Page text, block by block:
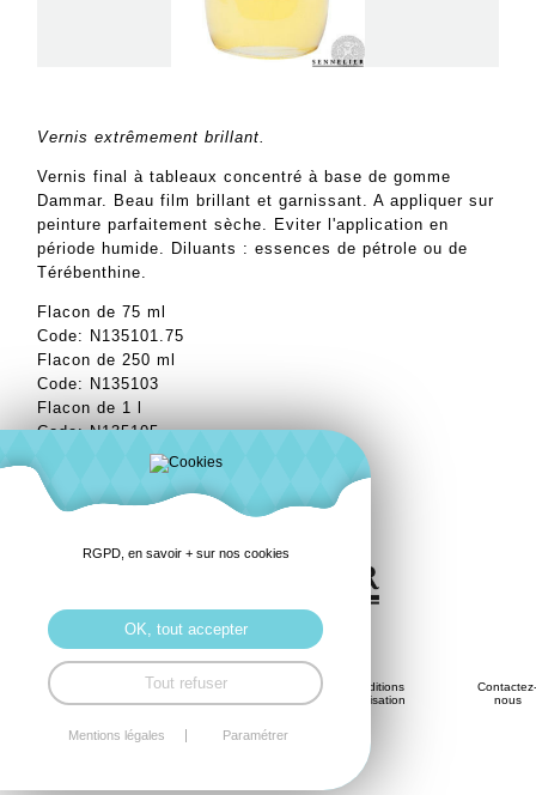
Vernis extrêmement brillant.
Vernis final à tableaux concentré à base de gomme
Dammar. Beau film brillant et garnissant. A appliquer sur
peinture parfaitement sèche. Eviter l'application en
période humide. Diluants : essences de pétrole ou de
Térébenthine.
Flacon de 75 ml
Code: N135101.75
Flacon de 250 ml
Code: N135103
Flacon de 1 l
Code: N135105
Savoir-
RGDP et
mentions
légales
Conditions
d'Utilisation
Contactez-
nous
RGPD, en savoir + sur nos cookies
OK, tout accepter
Tout refuser
Mentions légales Paramétrer